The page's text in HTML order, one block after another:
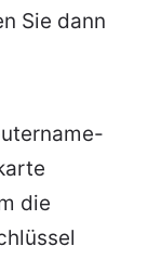
Sie dann
die